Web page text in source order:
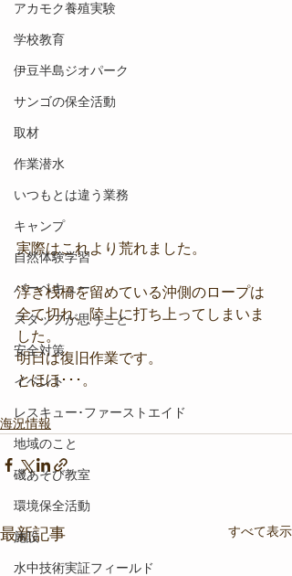
アカモク養殖実験
学校教育
伊豆半島ジオパーク
サンゴの保全活動
取材
作業潜水
いつもとは違う業務
キャンプ
自然体験学習
バーベキュー
スタッフが思うこと
安全対策
イベント
レスキュー･ファーストエイド
地域のこと
磯あそび教室
環境保全活動
施設
水中技術実証フィールド
実際はこれより荒れました。
浮き桟橋を留めている沖側のロープは
全て切れ、陸上に打ち上ってしまいま
した。
明日は復旧作業です。
とほほ･･･。
海況情報
最新記事 すべて表示